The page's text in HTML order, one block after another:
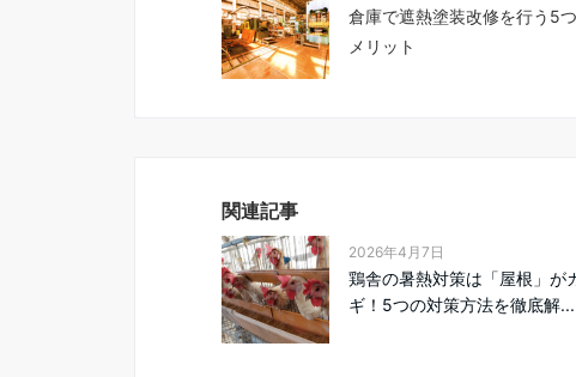
倉庫で遮熱塗装改修を行う5
メリット
関連記事
2026年4月7日
鶏舎の暑熱対策は「屋根」が
ギ！5つの対策方法を徹底解...